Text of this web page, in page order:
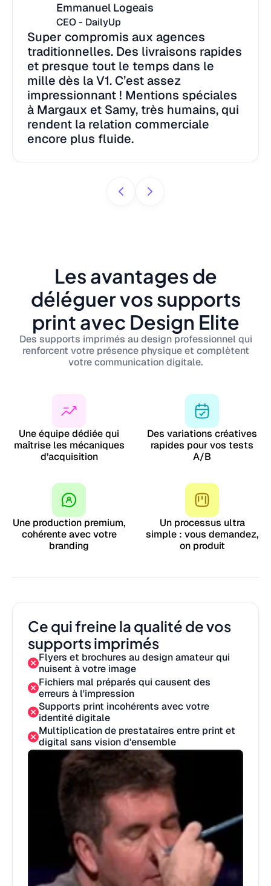
Emmanuel Logeais
CEO - DailyUp
Super compromis aux agences
traditionnelles. Des livraisons rapides
et presque tout le temps dans le
mille dès la V1. C’est assez
impressionnant ! Mentions spéciales
à Margaux et Samy, très humains, qui
rendent la relation commerciale
encore plus fluide.
Les avantages de
déléguer vos supports
print avec Design Elite
Des supports imprimés au design professionnel qui
renforcent votre présence physique et complètent
votre communication digitale.
Une équipe dédiée qui
maîtrise les mécaniques
d’acquisition
Des variations créatives
rapides pour vos tests
A/B
Une production premium,
cohérente avec votre
branding
Un processus ultra
simple : vous demandez,
on produit
Ce qui freine la qualité de vos
supports imprimés
Flyers et brochures au design amateur qui
nuisent à votre image
Fichiers mal préparés qui causent des
erreurs à l'impression
Supports print incohérents avec votre
identité digitale
Multiplication de prestataires entre print et
digital sans vision d'ensemble